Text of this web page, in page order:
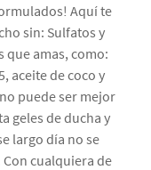
Aquí te
sin: Sulfatos y
que amas, como:
aceite de coco y
puede ser mejor
geles de ducha y
largo día no se
cualquiera de